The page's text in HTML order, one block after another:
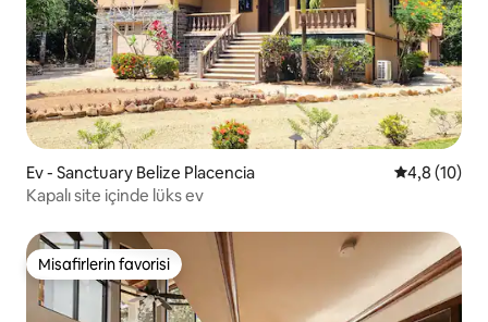
Ev - Sanctuary Belize Placencia 5 üzerinden
4,8 (10)
Kapalı site içinde lüks ev
Misafirlerin favorisi
Misafirlerin favorisi